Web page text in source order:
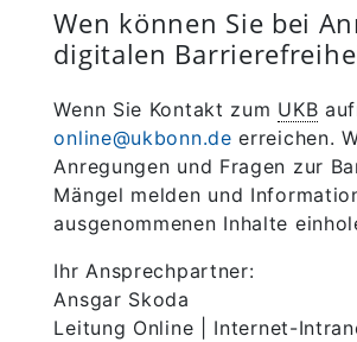
Wen können Sie bei
digitalen
Wenn Sie Kontakt zum UKB
online@ukbonn.de erreichen.
Anregungen und Fragen zur
Mängel melden und
ausgenommenen Inhalte
Ihr Ansprechpartner:
Ansgar Skoda
Leitung Online | Internet-